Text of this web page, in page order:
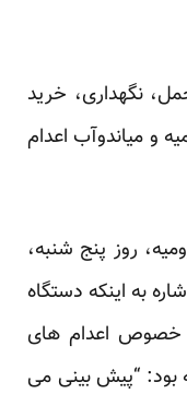
نگهداری، خرید
و میاندوآب اعدام
روز پنج شنبه،
به اینکه دستگاه
خصوص اعدام های
بود: “پیش بینی می